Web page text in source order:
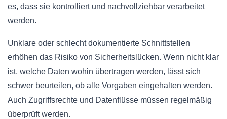
es, dass sie kontrolliert und nachvollziehbar verarbeitet
werden.
Unklare oder schlecht dokumentierte Schnittstellen
erhöhen das Risiko von Sicherheitslücken. Wenn nicht klar
ist, welche Daten wohin übertragen werden, lässt sich
schwer beurteilen, ob alle Vorgaben eingehalten werden.
Auch Zugriffsrechte und Datenflüsse müssen regelmäßig
überprüft werden.